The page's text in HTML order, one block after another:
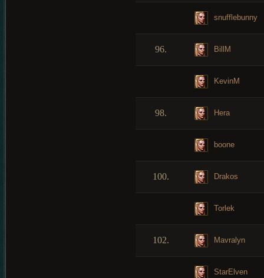
snufflebunny
96. BillM
KevinM
98. Hera
boone
100. Drakos
Torlek
102. Mavralyn
StarElven